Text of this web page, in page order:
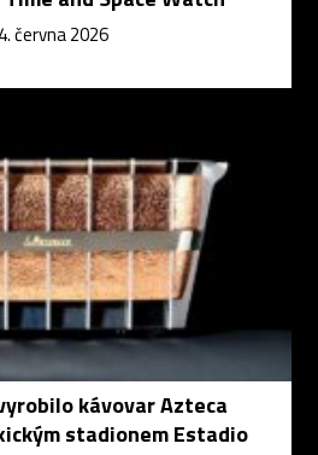
června 2026
kávovar Azteca
stadionem Estadio